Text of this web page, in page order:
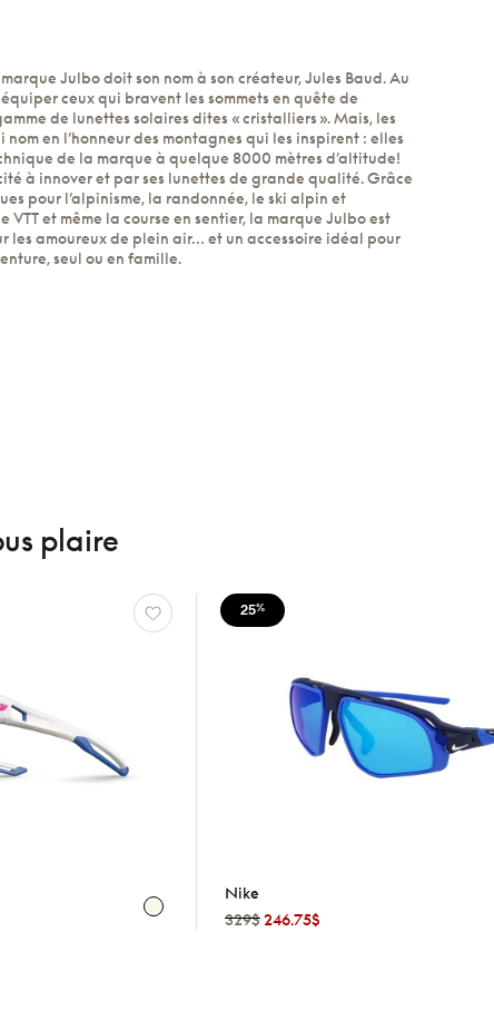
Julbo doit son nom à son créateur, Jules Baud. Au
ceux qui bravent les sommets en quête de
de lunettes solaires dites « cristalliers ». Mais, les
en l’honneur des montagnes qui les inspirent : elles
de la marque à quelque 8000 mètres d’altitude!
à innover et par ses lunettes de grande qualité. Grâce
pour l’alpinisme, la randonnée, le ski alpin et
VTT et même la course en sentier, la marque Julbo est
les amoureux de plein air… et un accessoire idéal pour
seul ou en famille.
plaire
Nike
329$246.75$
25%